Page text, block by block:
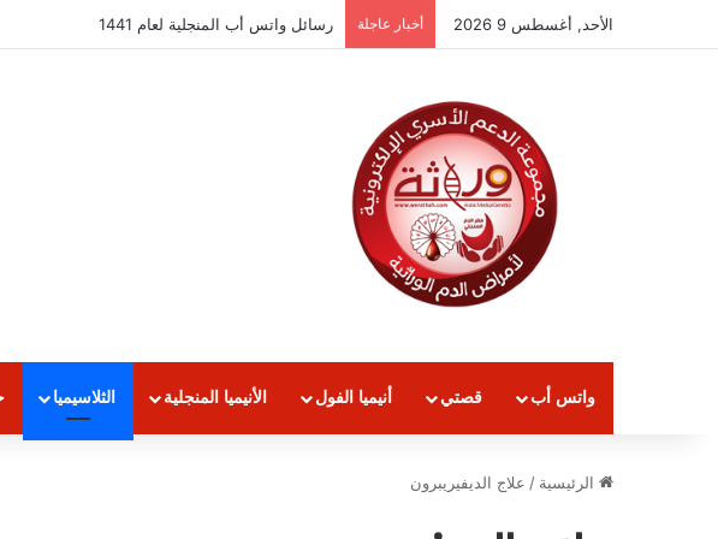
الأحد, أغسطس 9 2026 أخبار عاجلة رسائل واتس أب المنجلية لعام 1441
واتس أب قصتي أنيميا الفول الأنيميا المنجلية الثلاسيميا
الرئيسية / علاج الديفيريبرون